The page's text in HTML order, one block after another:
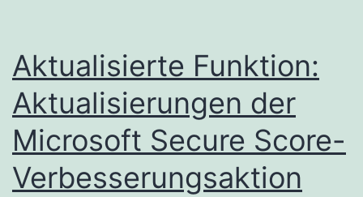
Aktualisierte Funktion:
Aktualisierungen der
Microsoft Secure Score-
Verbesserungsaktion